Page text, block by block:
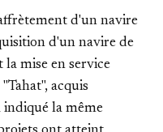
d'un navire
d'un navire de
mise en service
acquis
indiqué la même